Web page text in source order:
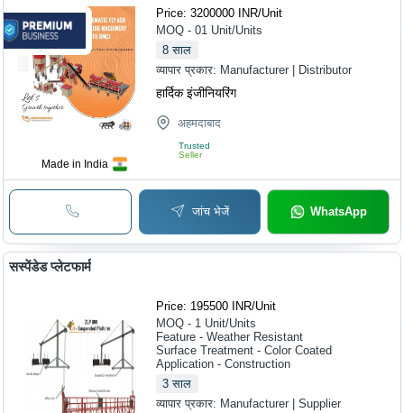
Made in India
Price: 3200000 INR/Unit
MOQ - 01 Unit/Units
8 साल
व्यापार प्रकार: Manufacturer | Distributor
हार्दिक इंजीनियरिंग
अहमदाबाद
Trusted
Seller
जांच भेजें WhatsApp
सस्पेंडेड प्लेटफार्म
Price: 195500 INR/Unit
MOQ - 1 Unit/Units
Feature - Weather Resistant
Surface Treatment - Color Coated
Application - Construction
3 साल
व्यापार प्रकार: Manufacturer | Supplier